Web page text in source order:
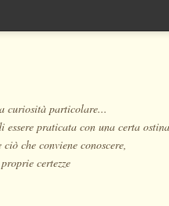
curiosità particolare...
praticata con una certa
che conviene conoscere,
certezze